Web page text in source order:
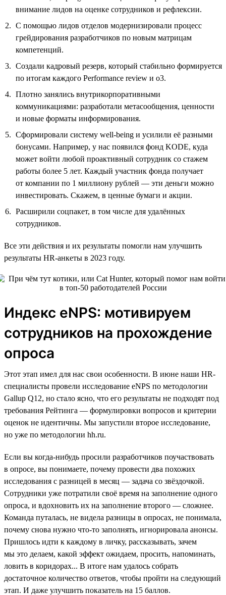
внимание лидов на оценке сотрудников и рефлексии.
С помощью лидов отделов модернизировали процесс
грейдирования разработчиков по новым матрицам
компетенций.
Создали кадровый резерв, который стабильно формируется
по итогам каждого Performance review и о3.
Плотно занялись внутрикорпоративными
коммуникациями: разработали метасообщения, ценности
и новые форматы информирования.
Сформировали систему well-being и усилили её разными
бонусами. Например, у нас появился фонд KODE, куда
может войти любой проактивный сотрудник со стажем
работы более 5 лет. Каждый участник фонда получает
от компании по 1 миллиону рублей — эти деньги можно
инвестировать. Скажем, в ценные бумаги и акции.
Расширили соцпакет, в том числе для удалённых
сотрудников.
Все эти действия и их результаты помогли нам улучшить
результаты HR-анкеты в 2023 году.
Индекс eNPS: мотивируем
сотрудников на прохождение
опроса
Этот этап имел для нас свои особенности. В июне наши HR-
специалисты провели исследование eNPS по методологии
Gallup Q12, но стало ясно, что его результаты не подходят под
требования Рейтинга — формулировки вопросов и критерии
оценок не идентичны. Мы запустили второе исследование,
но уже по методологии hh.ru.
Если вы когда-нибудь просили разработчиков поучаствовать
в опросе, вы понимаете, почему провести два похожих
исследования с разницей в месяц — задача со звёздочкой.
Сотрудники уже потратили своё время на заполнение одного
опроса, и вдохновить их на заполнение второго — сложнее.
Команда путалась, не видела разницы в опросах, не понимала,
почему снова нужно что-то заполнять, игнорировала анонсы.
Пришлось идти к каждому в личку, рассказывать, зачем
мы это делаем, какой эффект ожидаем, просить, напоминать,
ловить в коридорах... В итоге нам удалось собрать
достаточное количество ответов, чтобы пройти на следующий
этап. И даже улучшить показатель на 15 баллов.